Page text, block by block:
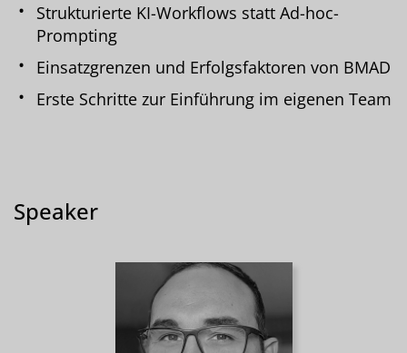
Strukturierte KI-Workflows statt Ad-hoc-
Prompting
Einsatzgrenzen und Erfolgsfaktoren von BMAD
Erste Schritte zur Einführung im eigenen Team
Speaker